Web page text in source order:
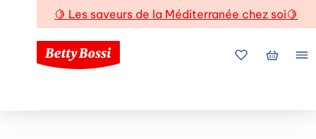
🍋 Les saveurs de la Méditerranée chez soi🍋
Mes favoris
Mon